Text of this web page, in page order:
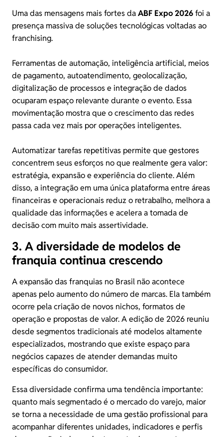
Uma das mensagens mais fortes daABF Expo 2026foi a
presença massiva de soluções tecnológicas voltadas ao
franchising.
Ferramentas de automação, inteligência artificial, meios
de pagamento, autoatendimento, geolocalização,
digitalização de processos e integração de dados
ocuparam espaço relevante durante o evento. Essa
movimentação mostra que o crescimento das redes
passa cada vez mais por operações inteligentes.
Automatizar tarefas repetitivas permite que gestores
concentrem seus esforços no que realmente gera valor:
estratégia, expansão e experiência do cliente. Além
disso, a integração em uma única plataforma entre áreas
financeiras e operacionais reduz o retrabalho, melhora a
qualidade das informações e acelera a tomada de
decisão com muito mais assertividade.
3. A diversidade de modelos de
franquia continua crescendo
A expansão das franquias no Brasil não acontece
apenas pelo aumento do número de marcas. Ela também
ocorre pela criação de novos nichos, formatos de
operação e propostas de valor. A edição de 2026 reuniu
desde segmentos tradicionais até modelos altamente
especializados, mostrando que existe espaço para
negócios capazes de atender demandas muito
específicas do consumidor.
Essa diversidade confirma uma tendência importante:
quanto mais segmentado é o mercado do varejo, maior
se torna a necessidade de uma gestão profissional para
acompanhar diferentes unidades, indicadores e perfis